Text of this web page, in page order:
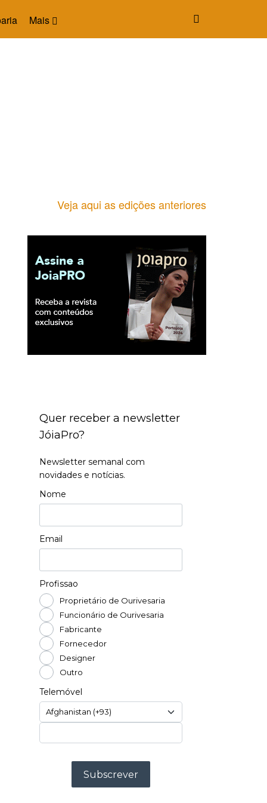
Mais
Veja aqui as edições anteriores